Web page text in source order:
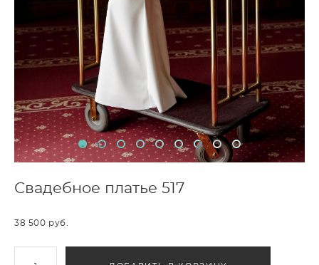
Свадебное платье 517
38 500 pуб.